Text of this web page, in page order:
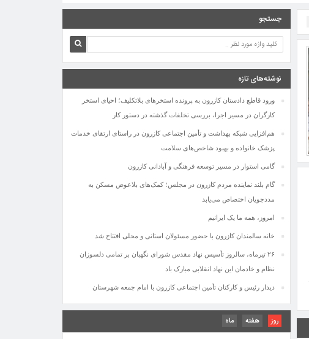
جستجو
نوشته‌های تازه
ورود قاطع دادستان کازرون به پرونده استخرهای بلاتکلیف؛ احیای استخر
کارگران در مسیر اجرا، بررسی تخلفات گذشته در دستور کار
هم‌افزایی شبکه بهداشت و تأمین اجتماعی کازرون در راستای ارتقای خدمات
پزشک خانواده و بهبود شاخص‌های سلامت
گامی استوار در مسیر توسعه فرهنگی و آبادانی کازرون
گام بلند نماینده مردم کازرون در مجلس؛ کمک‌های بلاعوض مسکن به
مددجویان اختصاص می‌یابد
امروز، همه ما یک ایرانیم
خانه سالمندان کازرون با حضور مسئولان استانی و محلی افتتاح شد
۲۶ تیرماه، سالروز تأسیس نهاد مقدس شورای نگهبان بر تمامی دلسوزان
نظام و خادمان این نهاد انقلابی مبارک باد
دیدار رئیس و کارکنان تأمین اجتماعی کازرون با امام جمعه شهرستان
روز هفته ماه
افشای راز قتل خوفناک جوان ۲۵ ساله کازرونی بعد از گذشت ۵ماه
دستگیری عاملان آتش‌سوزی جنگل‌های بلوط کازرون
نیک‌مرام به‌عنوان سرپرست جدید فرمانداری ویژه کازرون منصوب شد
خانه سالمندان کازرون با حضور مسئولان استانی و محلی افتتاح شد
گزارش میدانی کازرون نیوز از محرومیت ها و کمبود های روستایی در
دهستان کمارج
امامزاده سید حسین